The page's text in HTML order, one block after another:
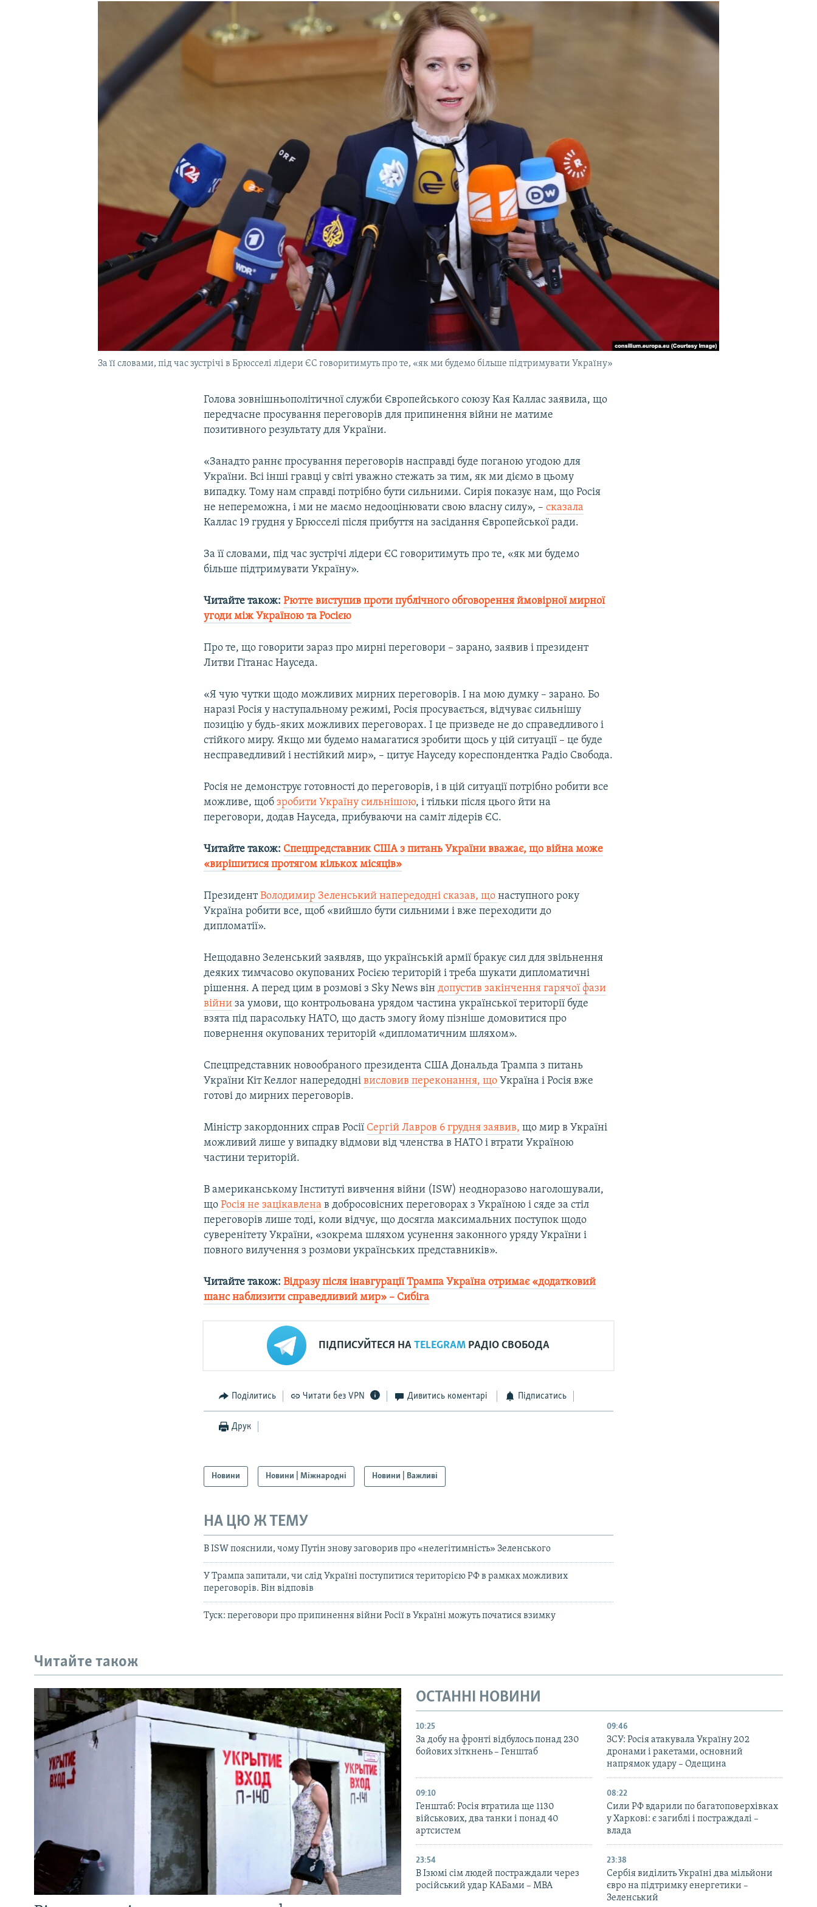
За її словами, під час зустрічі в Брюсселі лідери ЄС говоритимуть про те, «як ми будемо більше підтримувати Україну»
Голова зовнішньополітичної служби Європейського союзу Кая Каллас заявила, що
передчасне просування переговорів для припинення війни не матиме
позитивного результату для України.
«Занадто раннє просування переговорів насправді буде поганою угодою для
України. Всі інші гравці у світі уважно стежать за тим, як ми діємо в цьому
випадку. Тому нам справді потрібно бути сильними. Сирія показує нам, що Росія
не непереможна, і ми не маємо недооцінювати свою власну силу», –сказала
Каллас 19 грудня у Брюсселі після прибуття на засідання Європейської ради.
За її словами, під час зустрічі лідери ЄС говоритимуть про те, «як ми будемо
більше підтримувати Україну».
Читайте також:Рютте виступив проти публічного обговорення ймовірної мирної
угоди між Україною та Росією
Про те, що говорити зараз про мирні переговори – зарано, заявив і президент
Литви Гітанас Науседа.
«Я чую чутки щодо можливих мирних переговорів. І на мою думку – зарано. Бо
наразі Росія у наступальному режимі, Росія просувається, відчуває сильнішу
позицію у будь-яких можливих переговорах. І це призведе не до справедливого і
стійкого миру. Якщо ми будемо намагатися зробити щось у цій ситуації – це буде
несправедливий і нестійкий мир», – цитує Науседу кореспондентка Радіо Свобода.
Росія не демонструє готовності до переговорів, і в цій ситуації потрібно робити все
можливе, щобзробити Україну сильнішою, і тільки після цього йти на
переговори, додав Науседа, прибуваючи на саміт лідерів ЄС.
Читайте також: Спецпредставник США з питань України вважає, що війна може
«вирішитися протягом кількох місяців»
ПрезидентВолодимир Зеленський напередодні сказав, щонаступного року
Україна робити все, щоб «вийшло бути сильними і вже переходити до
дипломатії».
Нещодавно Зеленський заявляв, що українській армії бракує сил для звільнення
деяких тимчасово окупованих Росією територій і треба шукати дипломатичні
рішення. А перед цим в розмові з Sky News віндопустив закінчення гарячої фази
війни за умови, що контрольована урядом частина української території буде
взята під парасольку НАТО, що дасть змогу йому пізніше домовитися про
повернення окупованих територій «дипломатичним шляхом».
Спецпредставник новообраного президента США Дональда Трампа з питань
України Кіт Келлог напередоднівисловив переконання, щоУкраїна і Росія вже
готові до мирних переговорів.
Міністр закордонних справ Росії Сергій Лавров 6 грудня заявив, що мир в Україні
можливий лише у випадку відмови від членства в НАТО і втрати Україною
частини територій.
В американському Інституті вивчення війни (ISW) неодноразово наголошували,
щоРосія не зацікавлена в добросовісних переговорах з Україною і сяде за стіл
переговорів лише тоді, коли відчує, що досягла максимальних поступок щодо
суверенітету України, «зокрема шляхом усунення законного уряду України і
повного вилучення з розмови українських представників».
Читайте також:Відразу після інавгурації Трампа Україна отримає «додатковий
шанс наблизити справедливий мир» – Сибіга
ПІДПИСУЙТЕСЯ НАTELEGRAM РАДІО СВОБОДА
Поділитись Читати без VPN Дивитись коментарі Підписатись
Друк
Новини Новини | Міжнародні Новини | Важливі
НА ЦЮ Ж ТЕМУ
В ISW пояснили, чому Путін знову заговорив про «нелегітимність» Зеленського
У Трампа запитали, чи слід Україні поступитися територією РФ в рамках можливих
переговорів. Він відповів
Туск: переговори про припинення війни Росії в Україні можуть початися взимку
Читайте також
ОСТАННІ НОВИНИ
10:25
За добу на фронті відбулось понад 230
бойових зіткнень – Генштаб
09:46
ЗСУ: Росія атакувала Україну 202
дронами і ракетами, основний
напрямок удару – Одещина
09:10
Генштаб: Росія втратила ще 1130
військових, два танки і понад 40
артсистем
08:22
Сили РФ вдарили по багатоповерхівках
у Харкові: є загиблі і постраждалі –
влада
23:54
В Ізюмі сім людей постраждали через
російський удар КАБами – МВА
23:38
Сербія виділить Україні два мільйони
євро на підтримку енергетики –
Зеленський